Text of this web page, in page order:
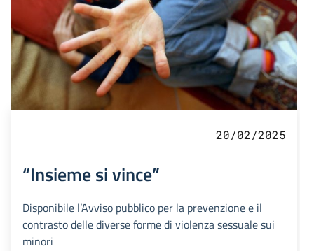
20/02/2025
“Insieme si vince”
Disponibile l’Avviso pubblico per la prevenzione e il
contrasto delle diverse forme di violenza sessuale sui
minori